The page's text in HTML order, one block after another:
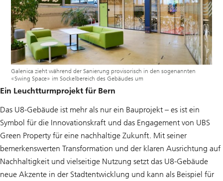
Galenica zieht während der Sanierung provisorisch in den sogenannten
«Swing Space» im Sockelbereich des Gebäudes um
Ein Leuchtturmprojekt für Bern
Das U8-Gebäude ist mehr als nur ein Bauprojekt – es ist ein
Symbol für die Innovationskraft und das Engagement von UBS
Green Property für eine nachhaltige Zukunft. Mit seiner
bemerkenswerten Transformation und der klaren Ausrichtung auf
Nachhaltigkeit und vielseitige Nutzung setzt das U8-Gebäude
neue Akzente in der Stadtentwicklung und kann als Beispiel für